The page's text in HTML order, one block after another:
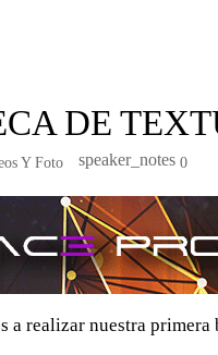
DE
Y Foto speaker_notes 0
realizar nuestra